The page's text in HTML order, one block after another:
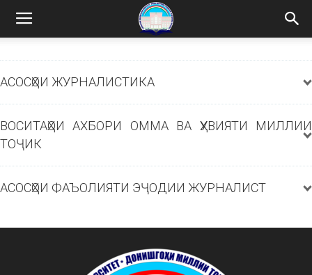
АСОСҲОИ ЖУРНАЛИСТИКА
ВОСИТАҲОИ АХБОРИ ОММА ВА ҲУВИЯТИ МИЛЛИИ
ТОҶИК
АСОСҲОИ ФАЪОЛИЯТИ ЭҶОДИИ ЖУРНАЛИСТ